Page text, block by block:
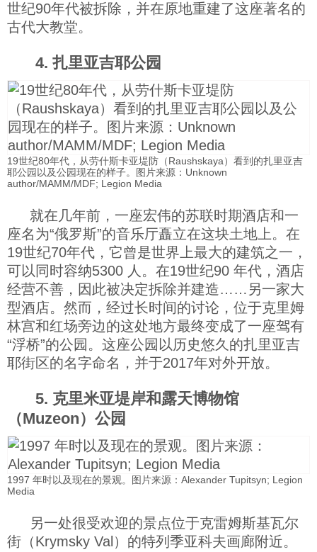
世纪90年代被拆除，并在原地重建了这座著名的
古代大教堂。
4. 扎里亚吉耶公园
19世纪80年代，从劳什斯卡亚堤防（Raushskaya）看到的扎里亚吉
耶公园以及公园现在的样子。图片来源：Unknown
author/MAMM/MDF; Legion Media
就在几年前，一座宏伟的苏联时期酒店和一
座名为“俄罗斯”的音乐厅矗立在这块土地上。在
19世纪70年代，它曾是世界上最大的建筑之一，
可以同时容纳5300 人。在19世纪90 年代，酒店
经营不善，因此被决定拆除并建造……另一家大
型酒店。然而，经过长时间的讨论，位于克里姆
林宫和红场旁边的这处地方最终变成了一座驾有
“浮桥”的公园。这座公园以历史悠久的扎里亚吉
耶街区的名字命名，并于2017年对外开放。
5. 克里米亚堤岸和露天博物馆
（Muzeon）公园
1997 年时以及现在的景观。图片来源：Alexander Tupitsyn; Legion
Media
另一处很受欢迎的景点位于克雷姆斯基瓦尔
街（Krymsky Val）的特列季亚科夫画廊附近。